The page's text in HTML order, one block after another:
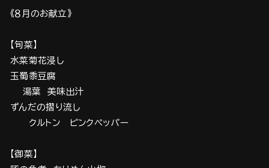
《８月のお献立》
【旬菜】
水菜菊花浸し
玉蜀黍豆腐
湯葉 美味出汁
ずんだの摺り流し
クルトン ピンクペッパー
【御菜】